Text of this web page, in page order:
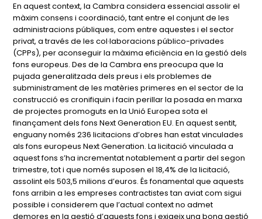
En aquest context, la Cambra considera essencial assolir el
màxim consens i coordinació, tant entre el conjunt de les
administracions públiques, com entre aquestes i el sector
privat, a través de les col·laboracions público-privades
(CPPs), per aconseguir la màxima eficiència en la gestió dels
fons europeus. Des de la Cambra ens preocupa que la
pujada generalitzada dels preus i els problemes de
subministrament de les matèries primeres en el sector de la
construcció es cronifiquin i facin perillar la posada en marxa
de projectes promoguts en la Unió Europea sota el
finançament dels fons Next Generation EU. En aquest sentit,
enguany només 236 licitacions d’obres han estat vinculades
als fons europeus Next Generation. La licitació vinculada a
aquest fons s’ha incrementat notablement a partir del segon
trimestre, tot i que només suposen el 18,4% de la licitació,
assolint els 503,5 milions d’euros. És fonamental que aquests
fons arribin a les empreses contractistes tan aviat com sigui
possible i considerem que l’actual context no admet
demores en la gestió d’aquests fons i exigeix una bona gestió